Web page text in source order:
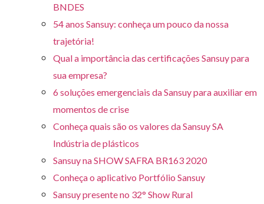
BNDES
54 anos Sansuy: conheça um pouco da nossa
trajetória!
Qual a importância das certificações Sansuy para
sua empresa?
6 soluções emergenciais da Sansuy para auxiliar em
momentos de crise
Conheça quais são os valores da Sansuy SA
Indústria de plásticos
Sansuy na SHOW SAFRA BR163 2020
Conheça o aplicativo Portfólio Sansuy
Sansuy presente no 32° Show Rural